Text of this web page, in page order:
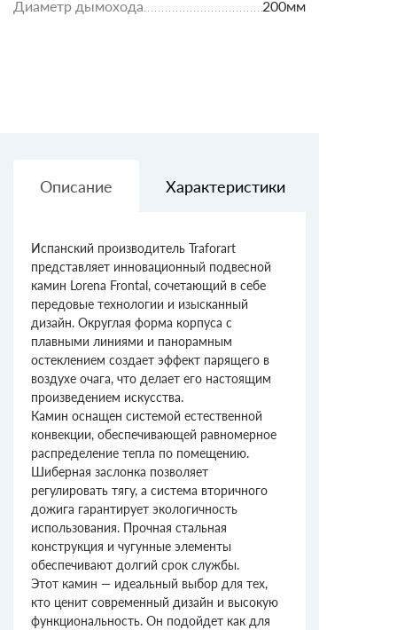
Диаметр дымохода
200мм
Описание Характеристики
Испанский производитель Traforart
представляет инновационный подвесной
камин Lorena Frontal, сочетающий в себе
передовые технологии и изысканный
дизайн. Округлая форма корпуса с
плавными линиями и панорамным
остеклением создает эффект парящего в
воздухе очага, что делает его настоящим
произведением искусства.
Камин оснащен системой естественной
конвекции, обеспечивающей равномерное
распределение тепла по помещению.
Шиберная заслонка позволяет
регулировать тягу, а система вторичного
дожига гарантирует экологичность
использования. Прочная стальная
конструкция и чугунные элементы
обеспечивают долгий срок службы.
Этот камин — идеальный выбор для тех,
кто ценит современный дизайн и высокую
функциональность. Он подойдет как для